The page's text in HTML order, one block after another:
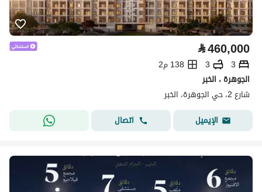
⃁460,000
3
3
138 م2
الجوهرة ، الخبر
شارع 2، حي الجوهرة، الخبر
الإيميل
اتصال